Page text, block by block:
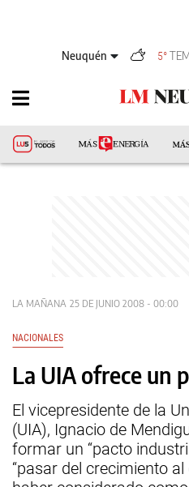
Neuquén 5°
LA MAÑANA 25 DE JUNIO 2008 - 00:00
NACIONALES
La UIA ofrece un
El vicepresidente de la
(UIA), Ignacio de
formar un “pacto
“pasar del crecimiento